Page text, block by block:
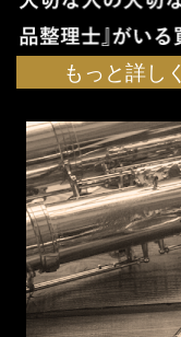
もっと詳しく